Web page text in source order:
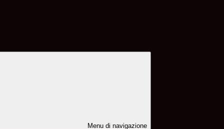
Menu di navigazione